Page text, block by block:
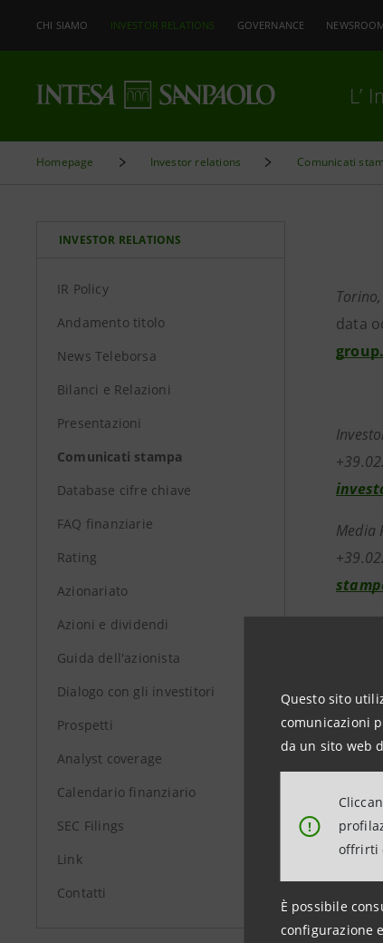
Questo sito
comunicazioni
da un sito web
!
offrirti
È possibile
configurazione
CHI SIAMO INVESTOR RELATIONS GOVERNANCE
L’
Homepage Investor relations Comunicati
INVESTOR RELATIONS
IR Policy
Andamento titolo
News Teleborsa
Bilanci e Relazioni
Presentazioni
Comunicati stampa
Database cifre chiave
FAQ finanziarie
Rating
Azionariato
Azioni e dividendi
Guida dell'azionista
Dialogo con gli investitori
Prospetti
Analyst coverage
Calendario finanziario
SEC Filings
Link
Contatti
data
Media
Data